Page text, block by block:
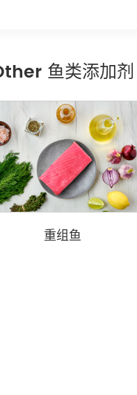
鱼类添加剂
重组鱼